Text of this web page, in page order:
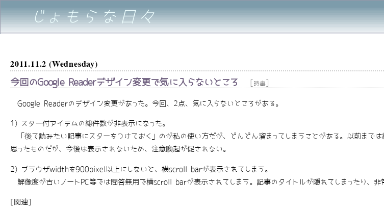
じょもらな日々
2011.11.2 (Wednesday)
今回のGoogle Readerデザイン変更で気に入らないところ 時事
Google Readerのデザイン変更があった。今回、2点、気に入らないところがある。
1) スター付アイテムの総件数が非表示になった。
「後で読みたい記事にスターをつけておく」のが私の使い方だが、どんどん溜まってしまうことがある。以前まで
思ったものだが、今後は表示されないため、注意喚起が促されない。
2) ブラウザwidthを900pixel以上にしないと、横scroll barが表示されてしまう。
解像度が古いノートPC等では問答無用で横scroll barが表示されてしまう。記事のタイトルが隠れてしまったり、非
[関連]